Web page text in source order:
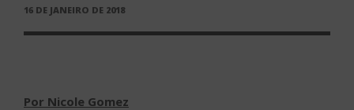
PUBLICADO
16 DE JANEIRO DE 2018
Por Nicole Gomez